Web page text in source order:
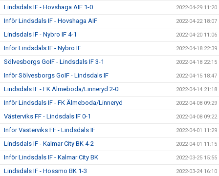
Lindsdals IF - Hovshaga AIF 1-0 2022-04-29 11:20
Inför Lindsdals IF - Hovshaga AIF 2022-04-22 18:07
Lindsdals IF - Nybro IF 4-1 2022-04-20 11:06
Inför Lindsdals IF - Nybro IF 2022-04-18 22:39
Sölvesborgs GoIF - Lindsdals IF 3-1 2022-04-18 22:15
Inför Sölvesborgs GoIF - Lindsdals IF 2022-04-15 18:47
Lindsdals IF - FK Älmeboda/Linneryd 2-0 2022-04-14 21:18
Inför Lindsdals IF - FK Älmeboda/Linneryd 2022-04-08 09:29
Västerviks FF - Lindsdals IF 0-1 2022-04-08 09:22
Inför Västerviks FF - Lindsdals IF 2022-04-01 11:29
Lindsdals IF - Kalmar City BK 4-2 2022-04-01 11:15
Inför Lindsdals IF - Kalmar City BK 2022-03-25 15:55
Lindsdals IF - Hossmo BK 1-3 2022-03-24 16:10